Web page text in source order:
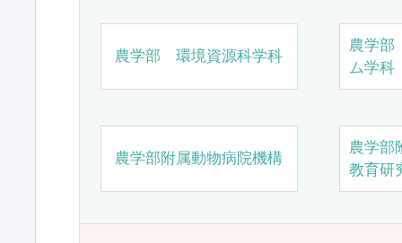
農学部 環境資源科学科
農学
ム学科
農学部附属動物病院機構
農学部
教育研